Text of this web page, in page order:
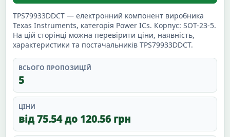
TPS79933DDCT — електронний компонент виробника
Texas Instruments, категорія Power ICs. Корпус: SOT-23-5.
На цій сторінці можна перевірити ціни, наявність,
характеристики та постачальників TPS79933DDCT.
ВСЬОГО ПРОПОЗИЦІЙ
5
ЦІНИ
від 75.54 до 120.56 грн